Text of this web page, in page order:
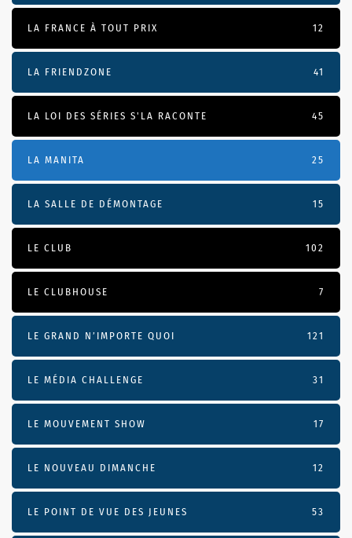
LA FRANCE À TOUT PRIX 12
LA FRIENDZONE 41
LA LOI DES SÉRIES S'LA RACONTE 45
LA MANITA 25
LA SALLE DE DÉMONTAGE 15
LE CLUB 102
LE CLUBHOUSE 7
LE GRAND N’IMPORTE QUOI 121
LE MÉDIA CHALLENGE 31
LE MOUVEMENT SHOW 17
LE NOUVEAU DIMANCHE 12
LE POINT DE VUE DES JEUNES 53